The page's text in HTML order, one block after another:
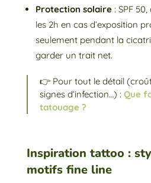
Protection solaire: SPF
les 2h en cas d’exposition
seulement pendant la
garder un trait net.
👉 Pour tout le détail
signes d’infection…) : Que
tatouage ?
Inspiration tattoo :
motifs fine line